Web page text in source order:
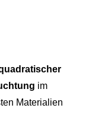
im
Materialien